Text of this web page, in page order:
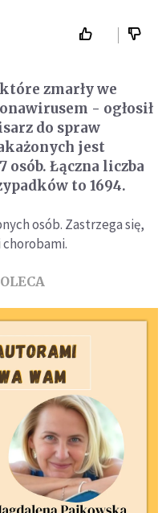
zmarły we
- ogłosił
do spraw
jest
osób. Łączna liczba
to 1694.
osób. Zastrzega się,
chorobami.